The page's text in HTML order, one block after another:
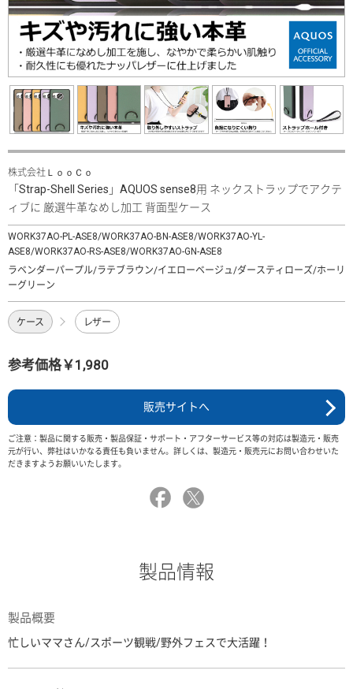
株式会社ＬｏｏＣｏ
「Strap-Shell Series」AQUOS sense8用 ネックストラップでアクテ
ィブに 厳選牛革なめし加工 背面型ケース
WORK37AO-PL-ASE8/WORK37AO-BN-ASE8/WORK37AO-YL-
ASE8/WORK37AO-RS-ASE8/WORK37AO-GN-ASE8
ラベンダーパープル/ラテブラウン/イエローベージュ/ダースティローズ/ホーリ
ーグリーン
ケース レザー
参考価格￥1,980
販売サイトへ
ご注意：製品に関する販売・製品保証・サポート・アフターサービス等の対応は製造元・販売
元が行い、弊社はいかなる責任も負いません。詳しくは、製造元・販売元にお問い合わせいた
だきますようお願いいたします。
製品情報
製品概要
忙しいママさん/スポーツ観戦/野外フェスで大活躍！